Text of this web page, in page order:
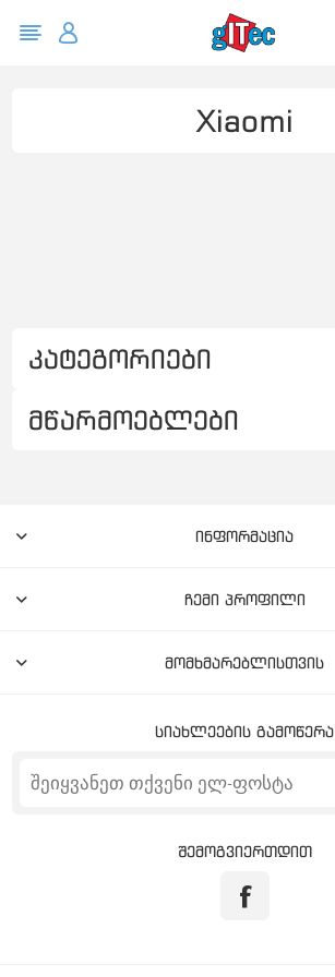
კატეგორიები
მწარმოებლები
Xiaomi
ინფორმაცია
ჩემი პროფილი
მომხმარებლისთვის
სიახლეების გამოწერა
შემოგვიერთდით